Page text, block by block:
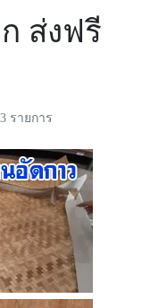
ส่งฟรี
รายการ